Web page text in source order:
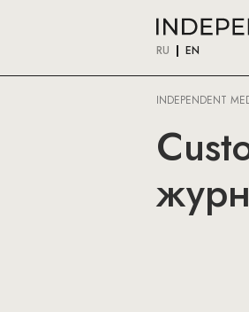
RU EN
INDEPENDENT